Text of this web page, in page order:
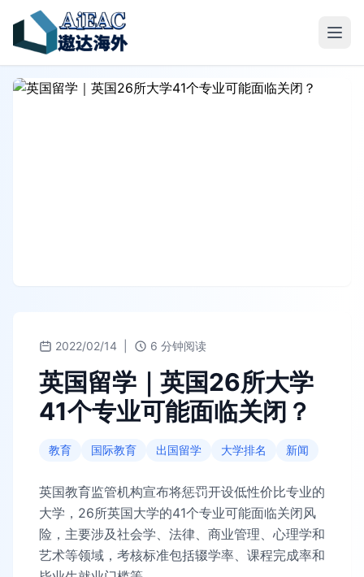
2022/02/14 6 分钟阅读
英国留学｜英国26所大学
41个专业可能面临关闭？
教育 国际教育 出国留学 大学排名 新闻
英国教育监管机构宣布将惩罚开设低性价比专业的
大学，26所英国大学的41个专业可能面临关闭风
险，主要涉及社会学、法律、商业管理、心理学和
艺术等领域，考核标准包括辍学率、课程完成率和